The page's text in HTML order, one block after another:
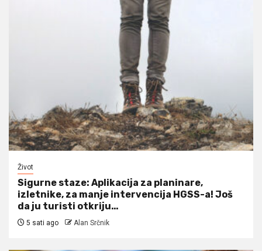
Život
Sigurne staze: Aplikacija za planinare,
izletnike, za manje intervencija HGSS-a! Još
da ju turisti otkriju…
5 sati ago Alan Srčnik